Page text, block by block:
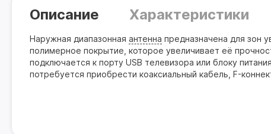
Описание
Наружная диапазонная антенна предназначена для зон
полимерное покрытие, которое увеличивает её
подключается к порту USB телевизора или блоку
потребуется приобрести коаксиальный кабель, F-
Характеристики